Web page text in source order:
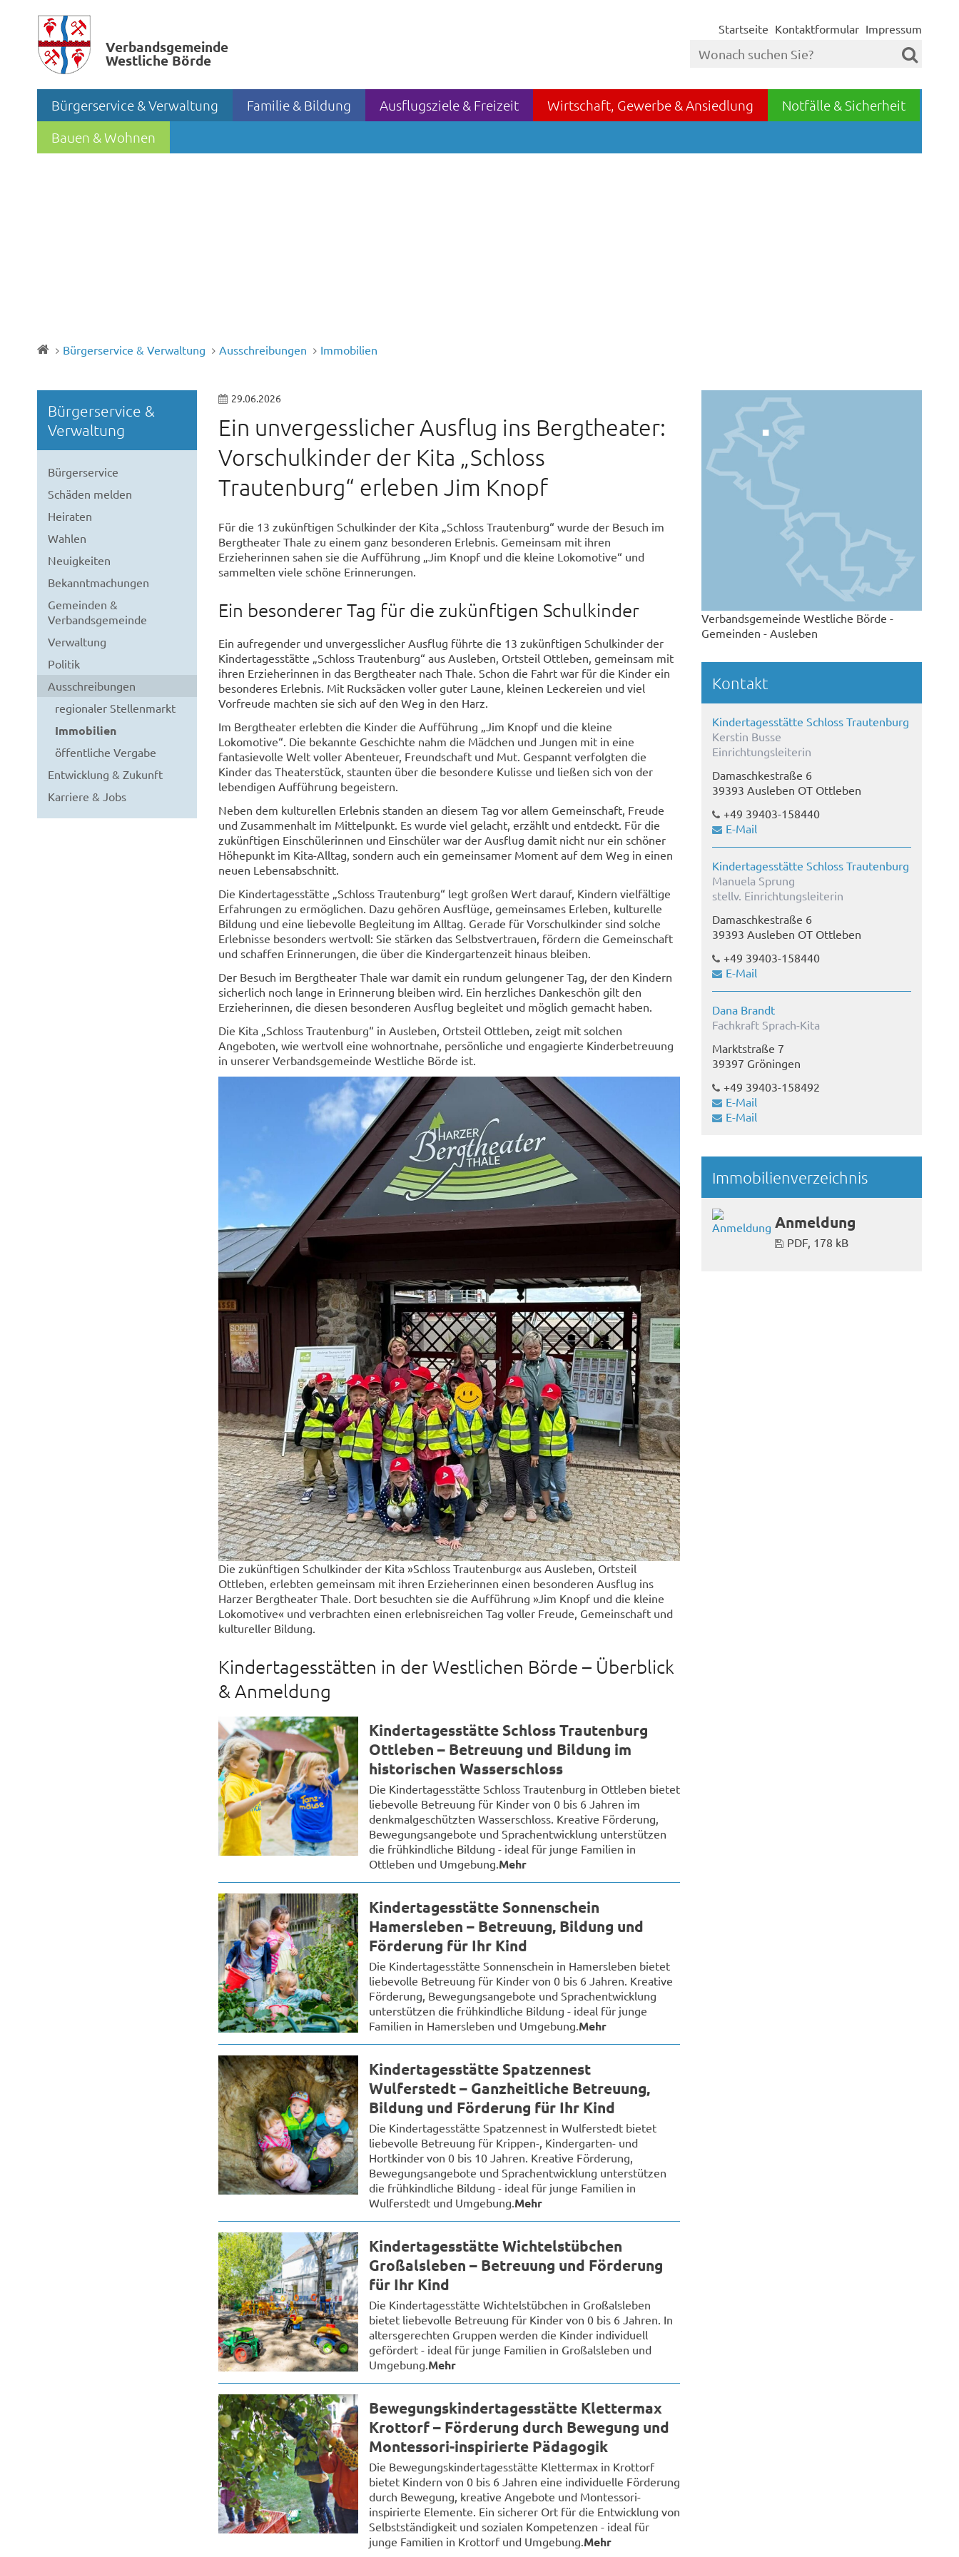
Verbands­gemeinde
Westliche Börde
Startseite Kontaktformular Impressum
Bürgerservice & Verwaltung Familie & Bildung Ausflugsziele & Freizeit Wirtschaft, Gewerbe & Ansiedlung
Notfälle & Sicherheit
Bauen & Wohnen
Bürgerservice & Verwaltung Ausschreibungen Immobilien
Bürgerservice &
Verwaltung
Bürgerservice
Schäden melden
Heiraten
Wahlen
Neuigkeiten
Bekanntmachungen
Gemeinden &
Verbandsgemeinde
Verwaltung
Politik
Ausschreibungen
regionaler Stellenmarkt
Immobilien
öffentliche Vergabe
Entwicklung & Zukunft
Karriere & Jobs
29.06.2026
Ein unvergesslicher Ausflug ins Bergtheater:
Vorschulkinder der Kita „Schloss
Trautenburg“ erleben Jim Knopf
Für die 13 zukünftigen Schulkinder der Kita „Schloss Trautenburg“ wurde der Besuch im
Bergtheater Thale zu einem ganz besonderen Erlebnis. Gemeinsam mit ihren
Erzieherinnen sahen sie die Aufführung „Jim Knopf und die kleine Lokomotive“ und
sammelten viele schöne Erinnerungen.
Ein besonderer Tag für die zukünftigen Schulkinder
Ein aufregender und unvergesslicher Ausflug führte die 13 zukünftigen Schulkinder der
Kindertagesstätte „Schloss Trautenburg“ aus Ausleben, Ortsteil Ottleben, gemeinsam mit
ihren Erzieherinnen in das Bergtheater nach Thale. Schon die Fahrt war für die Kinder ein
besonderes Erlebnis. Mit Rucksäcken voller guter Laune, kleinen Leckereien und viel
Vorfreude machten sie sich auf den Weg in den Harz.
Im Bergtheater erlebten die Kinder die Aufführung „Jim Knopf und die kleine
Lokomotive“. Die bekannte Geschichte nahm die Mädchen und Jungen mit in eine
fantasievolle Welt voller Abenteuer, Freundschaft und Mut. Gespannt verfolgten die
Kinder das Theaterstück, staunten über die besondere Kulisse und ließen sich von der
lebendigen Aufführung begeistern.
Neben dem kulturellen Erlebnis standen an diesem Tag vor allem Gemeinschaft, Freude
und Zusammenhalt im Mittelpunkt. Es wurde viel gelacht, erzählt und entdeckt. Für die
zukünftigen Einschülerinnen und Einschüler war der Ausflug damit nicht nur ein schöner
Höhepunkt im Kita-Alltag, sondern auch ein gemeinsamer Moment auf dem Weg in einen
neuen Lebensabschnitt.
Die Kindertagesstätte „Schloss Trautenburg“ legt großen Wert darauf, Kindern vielfältige
Erfahrungen zu ermöglichen. Dazu gehören Ausflüge, gemeinsames Erleben, kulturelle
Bildung und eine liebevolle Begleitung im Alltag. Gerade für Vorschulkinder sind solche
Erlebnisse besonders wertvoll: Sie stärken das Selbstvertrauen, fördern die Gemeinschaft
und schaffen Erinnerungen, die über die Kindergartenzeit hinaus bleiben.
Der Besuch im Bergtheater Thale war damit ein rundum gelungener Tag, der den Kindern
sicherlich noch lange in Erinnerung bleiben wird. Ein herzliches Dankeschön gilt den
Erzieherinnen, die diesen besonderen Ausflug begleitet und möglich gemacht haben.
Die Kita „Schloss Trautenburg“ in Ausleben, Ortsteil Ottleben, zeigt mit solchen
Angeboten, wie wertvoll eine wohnortnahe, persönliche und engagierte Kinderbetreuung
in unserer Verbandsgemeinde Westliche Börde ist.
Die zukünftigen Schulkinder der Kita »Schloss Trautenburg« aus Ausleben, Ortsteil
Ottleben, erlebten gemeinsam mit ihren Erzieherinnen einen besonderen Ausflug ins
Harzer Bergtheater Thale. Dort besuchten sie die Aufführung »Jim Knopf und die kleine
Lokomotive« und verbrachten einen erlebnisreichen Tag voller Freude, Gemeinschaft und
kultureller Bildung.
Kindertagesstätten in der Westlichen Börde – Überblick
& Anmeldung
Kindertagesstätte Schloss Trautenburg
Ottleben – Betreuung und Bildung im
historischen Wasserschloss
Die Kindertagesstätte Schloss Trautenburg in Ottleben bietet
liebevolle Betreuung für Kinder von 0 bis 6 Jahren im
denkmalgeschützten Wasserschloss. Kreative Förderung,
Bewegungsangebote und Sprachentwicklung unterstützen
die frühkindliche Bildung - ideal für junge Familien in
Ottleben und Umgebung. Mehr
Kindertagesstätte Sonnenschein
Hamersleben – Betreuung, Bildung und
Förderung für Ihr Kind
Die Kindertagesstätte Sonnenschein in Hamersleben bietet
liebevolle Betreuung für Kinder von 0 bis 6 Jahren. Kreative
Förderung, Bewegungsangebote und Sprachentwicklung
unterstützen die frühkindliche Bildung - ideal für junge
Familien in Hamersleben und Umgebung. Mehr
Kindertagesstätte Spatzennest
Wulferstedt – Ganzheitliche Betreuung,
Bildung und Förderung für Ihr Kind
Die Kindertagesstätte Spatzennest in Wulferstedt bietet
liebevolle Betreuung für Krippen-, Kindergarten- und
Hortkinder von 0 bis 10 Jahren. Kreative Förderung,
Bewegungsangebote und Sprachentwicklung unterstützen
die frühkindliche Bildung - ideal für junge Familien in
Wulferstedt und Umgebung. Mehr
Kindertagesstätte Wichtelstübchen
Großalsleben – Betreuung und Förderung
für Ihr Kind
Die Kindertagesstätte Wichtelstübchen in Großalsleben
bietet liebevolle Betreuung für Kinder von 0 bis 6 Jahren. In
altersgerechten Gruppen werden die Kinder individuell
gefördert - ideal für junge Familien in Großalsleben und
Umgebung. Mehr
Bewegungskindertagesstätte Klettermax
Krottorf – Förderung durch Bewegung und
Montessori-inspirierte Pädagogik
Die Bewegungskindertagesstätte Klettermax in Krottorf
bietet Kindern von 0 bis 6 Jahren eine individuelle Förderung
durch Bewegung, kreative Angebote und Montessori-
inspirierte Elemente. Ein sicherer Ort für die Entwicklung von
Selbstständigkeit und sozialen Kompetenzen - ideal für
junge Familien in Krottorf und Umgebung. Mehr
Verbandsgemeinde Westliche Börde -
Gemeinden - Ausleben
Kontakt
Kindertagesstätte Schloss Trautenburg
Kerstin Busse
Einrichtungsleiterin
Damaschkestraße 6
39393 Ausleben OT Ottleben
+49 39403-158440
E-Mail
Kindertagesstätte Schloss Trautenburg
Manuela Sprung
stellv. Einrichtungsleiterin
Damaschkestraße 6
39393 Ausleben OT Ottleben
+49 39403-158440
E-Mail
Dana Brandt
Fachkraft Sprach-Kita
Marktstraße 7
39397 Gröningen
+49 39403-158492
E-Mail
E-Mail
Immobilienverzeichnis
Anmeldung
PDF, 178 kB